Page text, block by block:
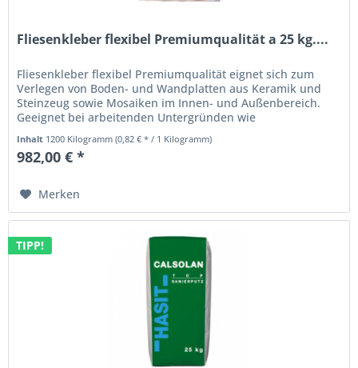
Fliesenkleber flexibel Premiumqualität a 25 kg....
Fliesenkleber flexibel Premiumqualität eignet sich zum
Verlegen von Boden- und Wandplatten aus Keramik und
Steinzeug sowie Mosaiken im Innen- und Außenbereich.
Geeignet bei arbeitenden Untergründen wie
Thermoestriche, wenn eine gewisse...
Inhalt 1200 Kilogramm(0,82 € * / 1 Kilogramm)
982,00 € *
Merken
TIPP!